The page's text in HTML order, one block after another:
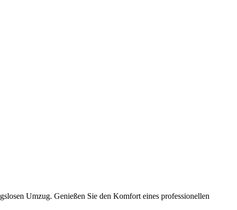
Umzug. Genießen Sie den Komfort eines professionellen